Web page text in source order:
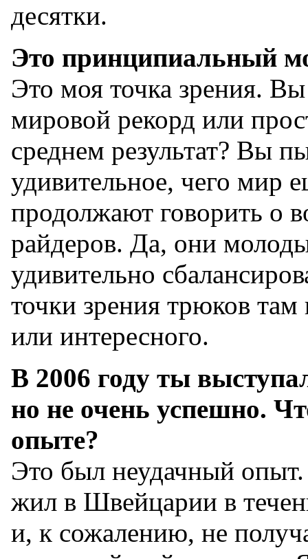
десятки.
Это принципиальный
Это моя точка зрения. Вы
мировой рекорд или
среднем результат? Вы
удивительное, чего мир
продолжают говорить о
райдеров. Да, они
удивительно
точки зрения трюков
или интересного.
В 2006 году ты
но не очень успешно.
опыте?
Это был неудачный
жил в Швейцарии в
и, к сожалению, не